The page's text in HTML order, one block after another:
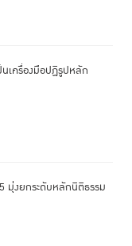
ากกว่าสองแสนคำร้อง
นแต่ละปีไปกว่าร้อยละ
เรื่อง และศาล
ม่ใช่จำนวนที่พอใจ
พบว่าในหนึ่งปีจะมีถึง 5-
ชั่วคราว ส่วนกรณีที่ไม่
ามแนวคิด “ความ
หยุดราชการของศาล
เครื่องมือปฏิรูปหลัก
มุ่งยกระดับหลักนิติธรรม